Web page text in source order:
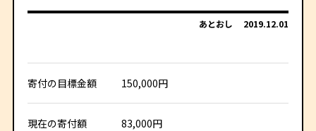
あとおし 2019.12.01
寄付の目標金額 150,000円
現在の寄付額 83,000円